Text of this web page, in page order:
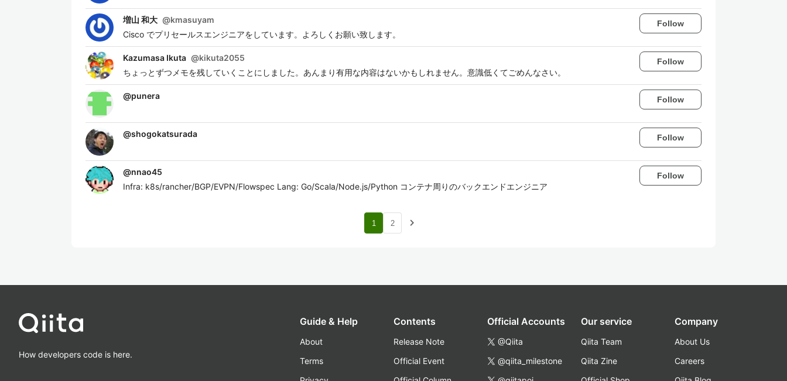
増山 和大 @kmasuyam
Cisco でプリセールスエンジニアをしています。よろしくお願い致します。
Follow
Kazumasa Ikuta @kikuta2055
ちょっとずつメモを残していくことにしました。あんまり有用な内容はないかもしれません。意識低くてごめんなさい。
Follow
@punera Follow
@shogokatsurada Follow
@nnao45
Infra: k8s/rancher/BGP/EVPN/Flowspec Lang: Go/Scala/Node.js/Python コンテナ周りのバックエンドエンジニア
Follow
1 2 navigate_next
How developers code is here.
Guide & Help
About
Terms
Contents
Release Note
Official Event
Official Accounts
@Qiita
@qiita_milestone
Our service
Qiita Team
Qiita Zine
Company
About Us
Careers